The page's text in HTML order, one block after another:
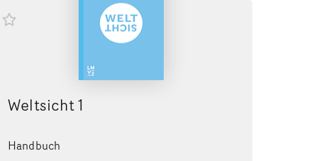
Weltsicht 1
Handbuch